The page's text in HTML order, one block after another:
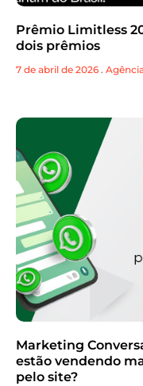
Prêmio Limitless
dois prêmios
7 de abril de 2026 .
Marketing
estão vendendo
pelo site?